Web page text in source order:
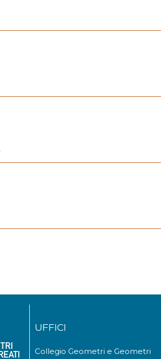
UFFICI
Collegio Geometri e Geometri